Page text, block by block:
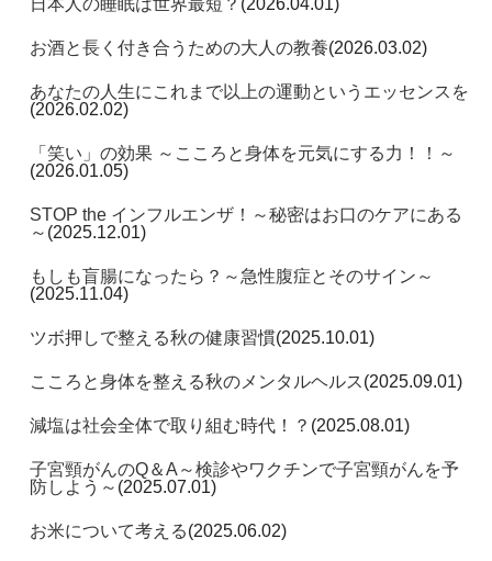
お酒と長く付き合うための大人の教養(2026.03.02)
あなたの人生にこれまで以上の運動というエッセンスを
(2026.02.02)
「笑い」の効果 ～こころと身体を元気にする力！！～
(2026.01.05)
STOP the インフルエンザ！～秘密はお口のケアにある
～ (2025.12.01)
もしも盲腸になったら？～急性腹症とそのサイン～
(2025.11.04)
ツボ押しで整える秋の健康習慣(2025.10.01)
こころと身体を整える秋のメンタルヘルス(2025.09.01)
減塩は社会全体で取り組む時代！？ (2025.08.01)
子宮頸がんのQ＆A～検診やワクチンで子宮頸がんを予
防しよう～ (2025.07.01)
お米について考える(2025.06.02)